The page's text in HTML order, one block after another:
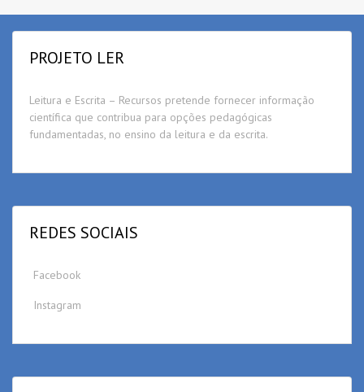
PROJETO LER
Leitura e Escrita – Recursos pretende fornecer informação
científica que contribua para opções pedagógicas
fundamentadas, no ensino da leitura e da escrita.
REDES SOCIAIS
Facebook
Instagram